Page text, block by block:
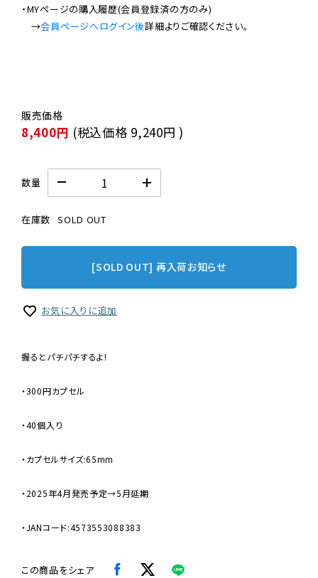
・MYページの購入履歴(会員登録済の方のみ)
→会員ページへログイン後
8,400円 (税込価格 9,240円 )
数量
在庫数 SOLD OUT
[SOLD OUT] 再入荷お知らせ
お気に入りに追加
握るとパチパチするよ!
・300円カプセル
・40個入り
・カプセルサイズ:65mm
・2025年4月発売予定→5月延期
・JANコード:4573553088383
この商品をシェア